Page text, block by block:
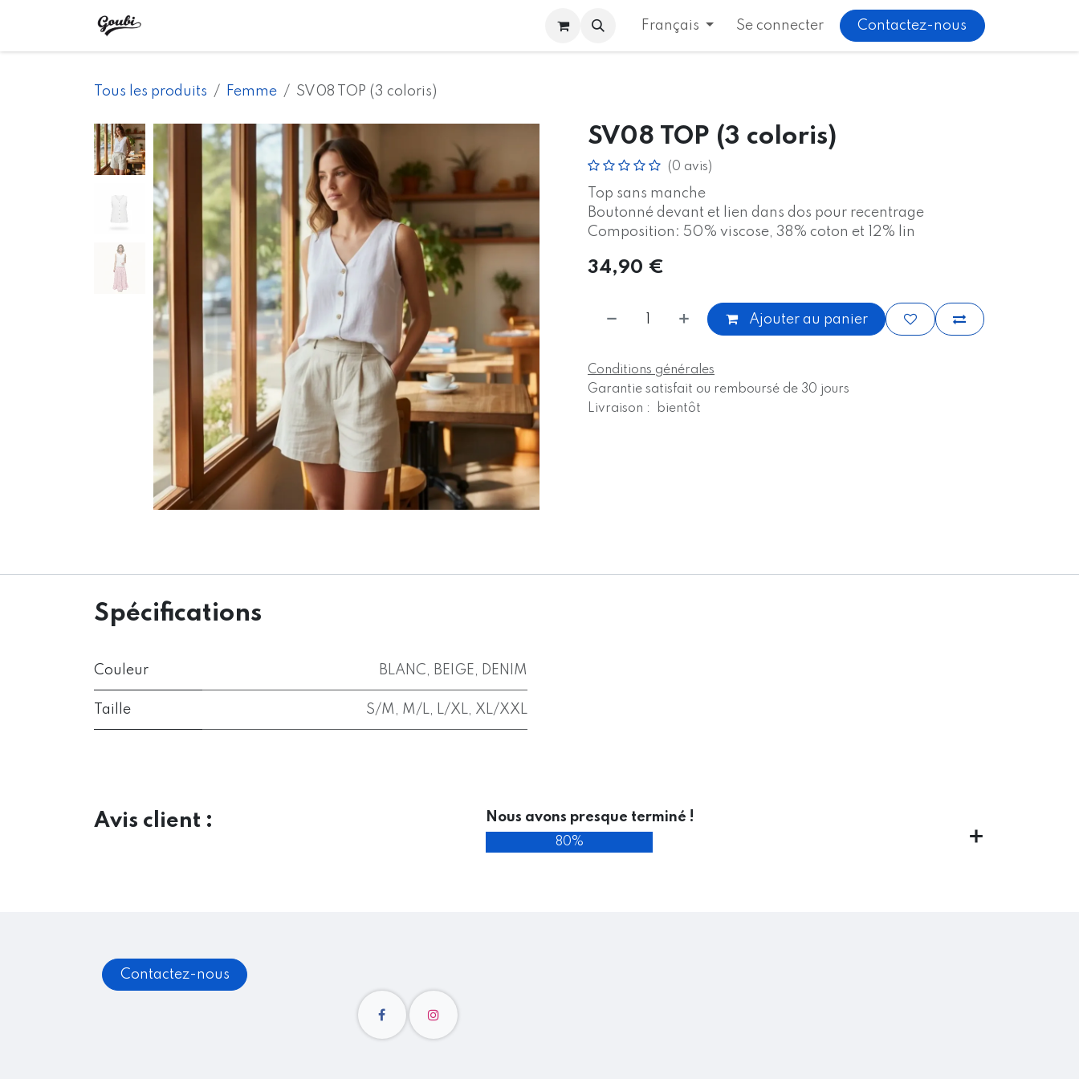
Contactez-nous CGV
Français Se connecter Contactez-nous
Tous les produits Femme SV08 TOP (3 coloris)
SV08 TOP (3 coloris)
(0 avis)
Top sans manche
Boutonné devant et lien dans dos pour recentrage
Composition: 50% viscose, 38% coton et 12% lin
34,90 €
Ajouter au panier
Conditions générales
Garantie satisfait ou remboursé de 30 jours
Livraison : bientôt
Spécifications
Couleur BLANC, BEIGE, DENIM
Taille S/M , M/L, L/XL, XL/XXL
Avis client : Nous avons presque terminé !
80%
Contactez-nous